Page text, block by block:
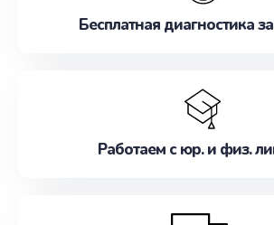
Бесплатная диагностика
Работаем с юр. и физ.